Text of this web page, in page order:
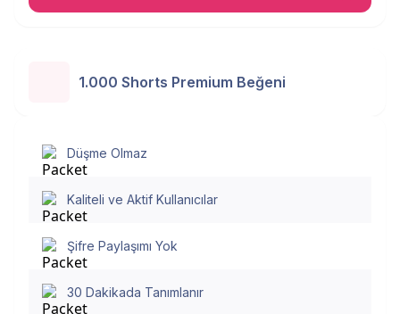
1.000 Shorts Premium Beğeni
Düşme Olmaz
Kaliteli ve Aktif Kullanıcılar
Şifre Paylaşımı Yok
30 Dakikada Tanımlanır